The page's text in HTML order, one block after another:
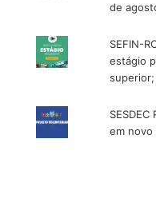
de
SEFIN-
estágio
em novo